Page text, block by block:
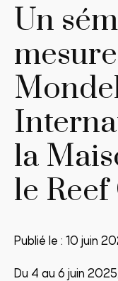
Un
la
le Reef
Publié le : 10 juin
Du 4 au 6 juin